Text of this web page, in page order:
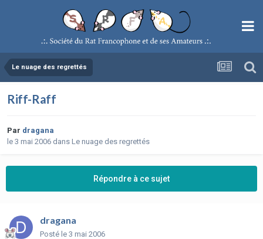
Le nuage des regrettés
Riff-Raff
Par dragana
le 3 mai 2006 dans Le nuage des regrettés
Répondre à ce sujet
dragana
Posté le 3 mai 2006